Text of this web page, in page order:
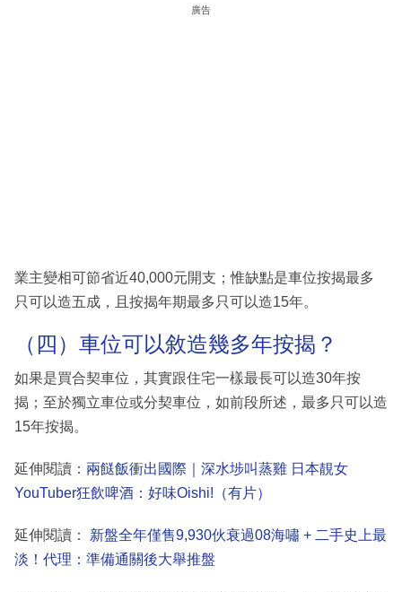
廣告
業主變相可節省近40,000元開支；惟缺點是車位按揭最多
只可以造五成，且按揭年期最多只可以造15年。
（四）車位可以敘造幾多年按揭？
如果是買合契車位，其實跟住宅一樣最長可以造30年按
揭；至於獨立車位或分契車位，如前段所述，最多只可以造
15年按揭。
延伸閱讀： 兩餸飯衝出國際｜深水埗叫蒸雞 日本靚女
YouTuber狂飲啤酒：好味Oishi!（有片）
延伸閱讀：
新盤全年僅售9,930伙衰過08海嘯 + 二手史上最
淡！代理：準備通關後大舉推盤